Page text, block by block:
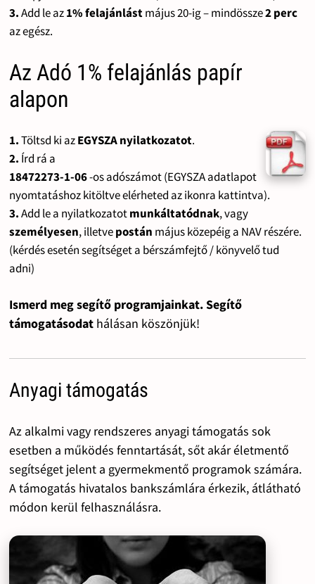
3.Add le az1% felajánlástmájus 20-ig – mindössze2 perc
az egész.
Az Adó 1% felajánlás papír
alapon
1.Töltsd ki azEGYSZA nyilatkozatot.
2. Írd rá a
18472273-1-06-os adószámot (EGYSZA adatlapot
nyomtatáshoz kitöltve elérheted az ikonra kattintva).
3.Add le a nyilatkozatotmunkáltatódnak, vagy
személyesen, illetvepostán május közepéig a NAV részére.
(kérdés esetén segítséget a bérszámfejtő / könyvelő tud
adni)
Ismerd meg segítő programjainkat. Segítő
támogatásodat hálásan köszönjük!
Anyagi támogatás
Az alkalmi vagy rendszeres anyagi támogatás sok
esetben a működés fenntartását, sőt akár életmentő
segítséget jelent a gyermekmentő programok számára.
A támogatás hivatalos bankszámlára érkezik, átlátható
módon kerül felhasználásra.